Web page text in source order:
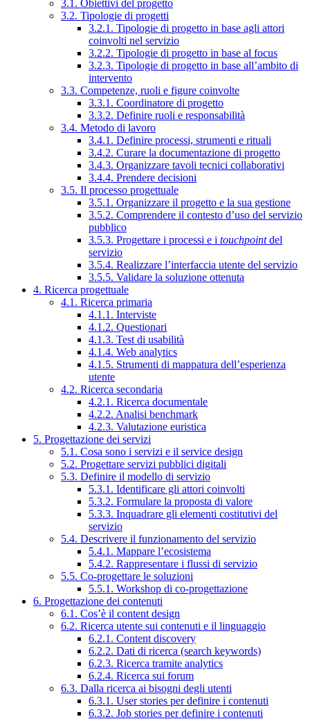
3.1. Obiettivi del progetto
3.2. Tipologie di progetti
3.2.1. Tipologie di progetto in base agli attori
coinvolti nel servizio
3.2.2. Tipologie di progetto in base al focus
3.2.3. Tipologie di progetto in base all’ambito di
intervento
3.3. Competenze, ruoli e figure coinvolte
3.3.1. Coordinatore di progetto
3.3.2. Definire ruoli e responsabilità
3.4. Metodo di lavoro
3.4.1. Definire processi, strumenti e rituali
3.4.2. Curare la documentazione di progetto
3.4.3. Organizzare tavoli tecnici collaborativi
3.4.4. Prendere decisioni
3.5. Il processo progettuale
3.5.1. Organizzare il progetto e la sua gestione
3.5.2. Comprendere il contesto d’uso del servizio
pubblico
3.5.3. Progettare i processi e i touchpointdel
servizio
3.5.4. Realizzare l’interfaccia utente del servizio
3.5.5. Validare la soluzione ottenuta
4. Ricerca progettuale
4.1. Ricerca primaria
4.1.1. Interviste
4.1.2. Questionari
4.1.3. Test di usabilità
4.1.4. Web analytics
4.1.5. Strumenti di mappatura dell’esperienza
utente
4.2. Ricerca secondaria
4.2.1. Ricerca documentale
4.2.2. Analisi benchmark
4.2.3. Valutazione euristica
5. Progettazione dei servizi
5.1. Cosa sono i servizi e il service design
5.2. Progettare servizi pubblici digitali
5.3. Definire il modello di servizio
5.3.1. Identificare gli attori coinvolti
5.3.2. Formulare la proposta di valore
5.3.3. Inquadrare gli elementi costitutivi del
servizio
5.4. Descrivere il funzionamento del servizio
5.4.1. Mappare l’ecosistema
5.4.2. Rappresentare i flussi di servizio
5.5. Co-progettare le soluzioni
5.5.1. Workshop di co-progettazione
6. Progettazione dei contenuti
6.1. Cos’è il content design
6.2. Ricerca utente sui contenuti e il linguaggio
6.2.1. Content discovery
6.2.2. Dati di ricerca (search keywords)
6.2.3. Ricerca tramite analytics
6.2.4. Ricerca sui forum
6.3. Dalla ricerca ai bisogni degli utenti
6.3.1. User stories per definire i contenuti
6.3.2. Job stories per definire i contenuti